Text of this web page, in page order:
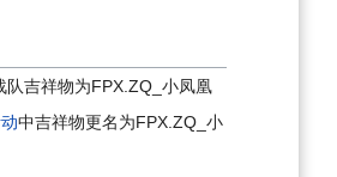
队吉祥物为FPX.ZQ_小凤凰
中吉祥物更名为FPX.ZQ_小